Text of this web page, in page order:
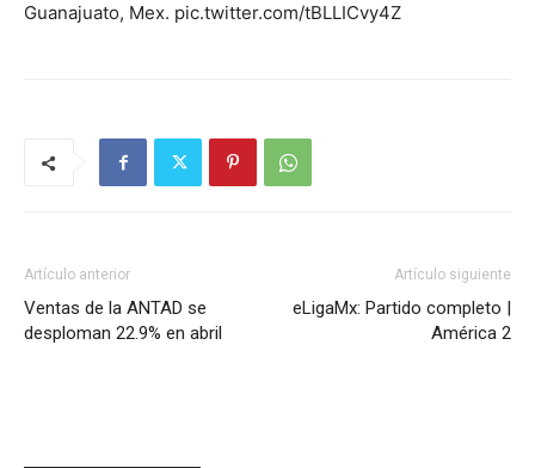
Guanajuato, Mex. pic.twitter.com/tBLLICvy4Z
Artículo anterior
Ventas de la ANTAD se
desploman 22.9% en abril
Artículo siguiente
eLigaMx: Partido completo |
América 2